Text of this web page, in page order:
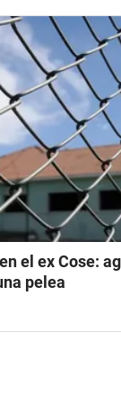
el ex Cose:
pelea